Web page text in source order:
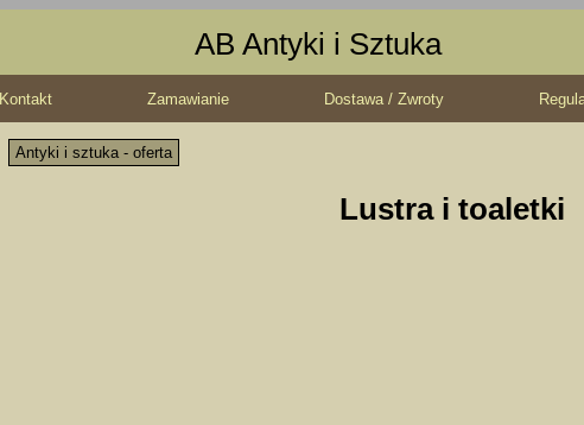
AB Antyki i Sztuka
Kontakt Zamawianie Dostawa / Zwroty
Antyki i sztuka - oferta
Lustra i toaletki